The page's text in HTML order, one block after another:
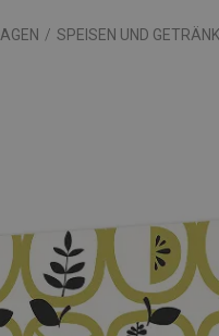
/ SPEISEN UND